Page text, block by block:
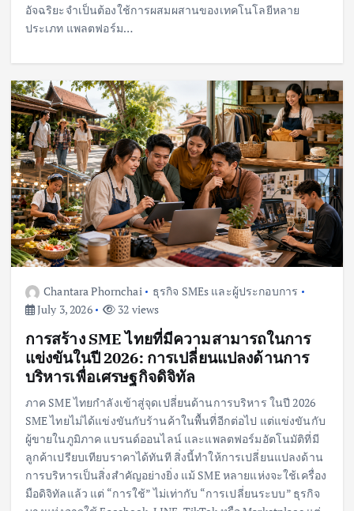
อัจฉริยะจำเป็นต้องใช้การผสมผสานของเทคโนโลยีหลาย
ประเภท แพลตฟอร์ม…
Chantara Phornchai
ธุรกิจ SMEs และผู้ประกอบการ
July 3, 2026
32 views
การสร้าง SME ไทยที่มีความสามารถในการ
แข่งขันในปี 2026: การเปลี่ยนแปลงด้านการ
บริหารเพื่อเศรษฐกิจดิจิทัล
ภาค SME ไทยกำลังเข้าสู่จุดเปลี่ยนด้านการบริหาร ในปี 2026
SME ไทยไม่ได้แข่งขันกับร้านค้าในพื้นที่อีกต่อไป แต่แข่งขันกับ
ผู้ขายในภูมิภาค แบรนด์ออนไลน์ และแพลตฟอร์มอัตโนมัติที่มี
ลูกค้าเปรียบเทียบราคาได้ทันที สิ่งนี้ทำให้การเปลี่ยนแปลงด้าน
การบริหารเป็นสิ่งสำคัญอย่างยิ่ง แม้ SME หลายแห่งจะใช้เครื่อง
มือดิจิทัลแล้ว แต่ “การใช้” ไม่เท่ากับ “การเปลี่ยนระบบ” ธุรกิจ